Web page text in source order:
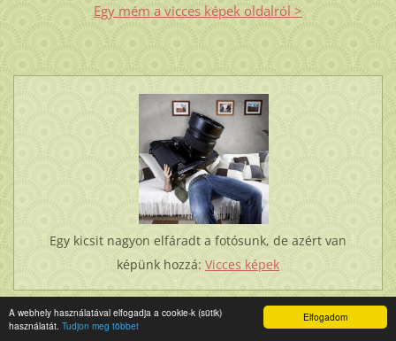
Elfogadom
A webhely használatával elfogadja a cookie-k (sütik)
használatát. Tudjon meg többet
Egy mém a vicces képek oldalról >
Egy kicsit nagyon elfáradt a fotósunk, de azért van
képünk hozzá: Vicces képek